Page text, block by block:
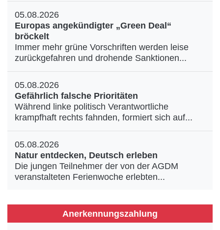
05.08.2026
Europas angekündigter „Green Deal“
bröckelt
Immer mehr grüne Vorschriften werden leise
zurückgefahren und drohende Sanktionen...
05.08.2026
Gefährlich falsche Prioritäten
Während linke politisch Verantwortliche
krampfhaft rechts fahnden, formiert sich auf...
05.08.2026
Natur entdecken, Deutsch erleben
Die jungen Teilnehmer der von der AGDM
veranstalteten Ferienwoche erlebten...
Anerkennungszahlung